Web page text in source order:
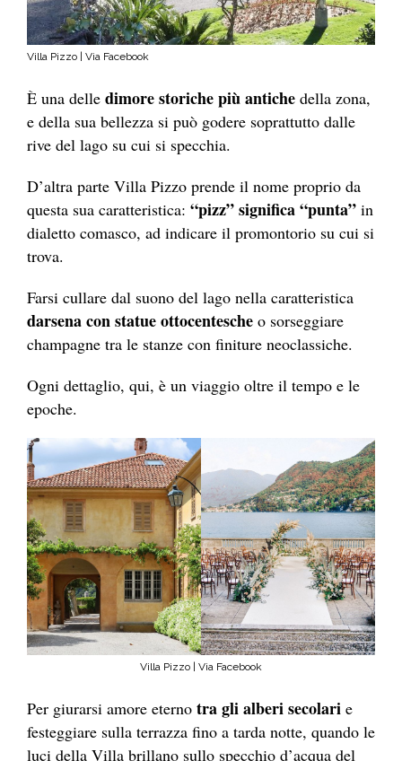
Villa Pizzo | Via Facebook
È una delle dimore storichepiù antiche della zona,
e della sua bellezza si può godere soprattutto dalle
rive del lago su cui si specchia.
D’altra parte Villa Pizzo prende il nome proprio da
questa sua caratteristica: “pizz” significa “punta” in
dialetto comasco, ad indicare il promontorio su cui si
trova.
Farsi cullare dal suono del lago nella caratteristica
darsena con statue ottocentesche o sorseggiare
champagne tra le stanze con finiture neoclassiche.
Ogni dettaglio, qui, è un viaggio oltre il tempo e le
epoche.
Villa Pizzo | Via Facebook
Per giurarsi amore eterno tra gli alberi secolari e
festeggiare sulla terrazza fino a tarda notte, quando le
luci della Villa brillano sullo specchio d’acqua del